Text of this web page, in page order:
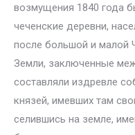
возмущения 1840 года
чеченские деревни,
после большой и малой
Земли, заключенные
составляли издревле
князей, имевших там
селившись на земле,